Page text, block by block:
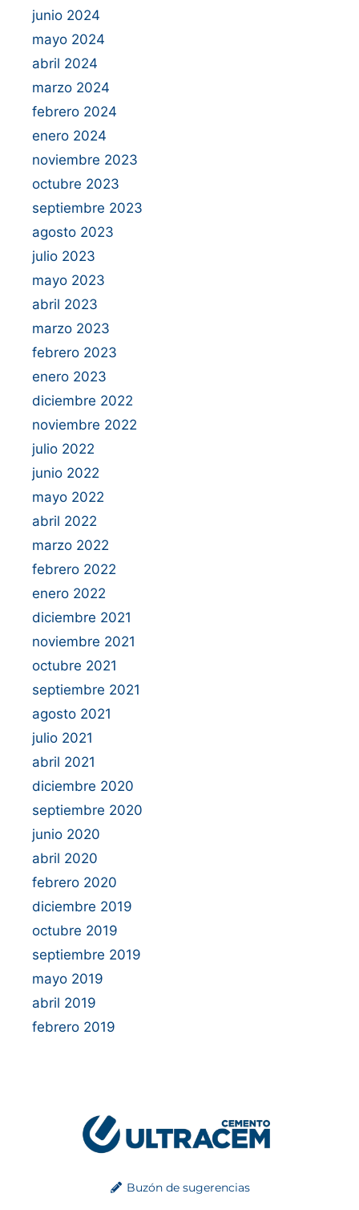
junio 2024
mayo 2024
abril 2024
marzo 2024
febrero 2024
enero 2024
noviembre 2023
octubre 2023
septiembre 2023
agosto 2023
julio 2023
mayo 2023
abril 2023
marzo 2023
febrero 2023
enero 2023
diciembre 2022
noviembre 2022
julio 2022
junio 2022
mayo 2022
abril 2022
marzo 2022
febrero 2022
enero 2022
diciembre 2021
noviembre 2021
octubre 2021
septiembre 2021
agosto 2021
julio 2021
abril 2021
diciembre 2020
septiembre 2020
junio 2020
abril 2020
febrero 2020
diciembre 2019
octubre 2019
septiembre 2019
mayo 2019
abril 2019
febrero 2019
Buzón de sugerencias